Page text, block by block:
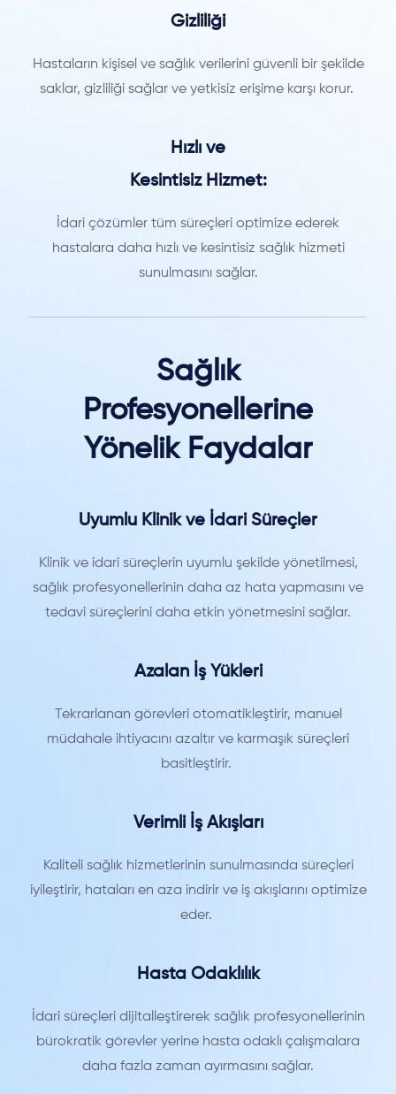
Gizliliği
Hastaların kişisel ve sağlık verilerini güvenli bir şekilde
saklar, gizliliği sağlar ve yetkisiz erişime karşı korur.
Hızlı ve
Kesintisiz Hizmet:
İdari çözümler tüm süreçleri optimize ederek
hastalara daha hızlı ve kesintisiz sağlık hizmeti
sunulmasını sağlar.
Sağlık
Profesyonellerine
Yönelik Faydalar
Uyumlu Klinik ve İdari Süreçler
Klinik ve idari süreçlerin uyumlu şekilde yönetilmesi,
sağlık profesyonellerinin daha az hata yapmasını ve
tedavi süreçlerini daha etkin yönetmesini sağlar.
Azalan İş Yükleri
Tekrarlanan görevleri otomatikleştirir, manuel
müdahale ihtiyacını azaltır ve karmaşık süreçleri
basitleştirir.
Verimli İş Akışları
Kaliteli sağlık hizmetlerinin sunulmasında süreçleri
iyileştirir, hataları en aza indirir ve iş akışlarını optimize
eder.
Hasta Odaklılık
İdari süreçleri dijitalleştirerek sağlık profesyonellerinin
bürokratik görevler yerine hasta odaklı çalışmalara
daha fazla zaman ayırmasını sağlar.